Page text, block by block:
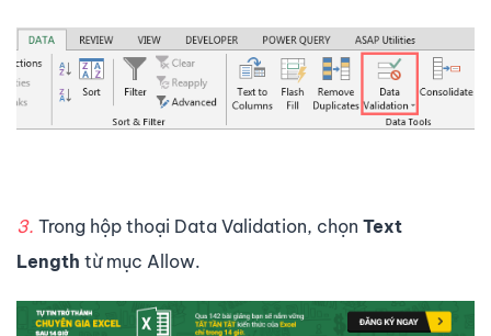
3. Trong hộp thoại Data Validation, chọn Text
Length từ mục Allow.